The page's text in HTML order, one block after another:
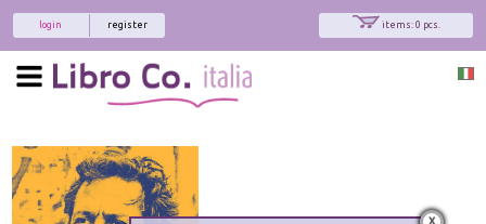
items: 0 pcs.
register
login
x